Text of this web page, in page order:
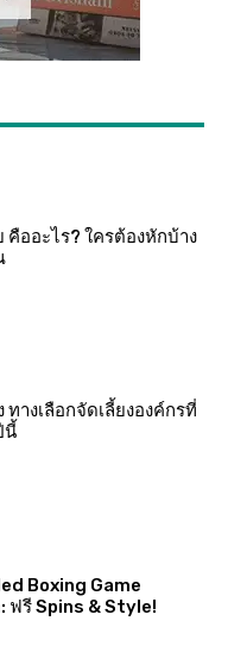
ออะไร? ใครต้องหักบ้าง
ทางเลือกจัดเลี้ยงองค์กรที่
นี้
Boxing Game
ฟรี Spins & Style!